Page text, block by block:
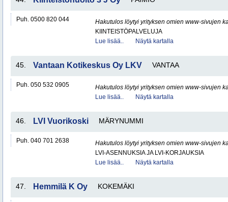
Puh. 0500 820 044
Hakutulos löytyi yrityksen omien www-sivujen
KIINTEISTÖPALVELUJA
Lue lisää..
Näytä kartalla
45. Vantaan Kotikeskus Oy LKV VANTAA
Puh. 050 532 0905
Hakutulos löytyi yrityksen omien www-sivujen
Lue lisää..
Näytä kartalla
46. LVI Vuorikoski MÄRYNUMMI
Puh. 040 701 2638
Hakutulos löytyi yrityksen omien www-sivujen
LVI-ASENNUKSIA JA LVI-KORJAUKSIA
Lue lisää..
Näytä kartalla
47. Hemmilä K Oy KOKEMÄKI